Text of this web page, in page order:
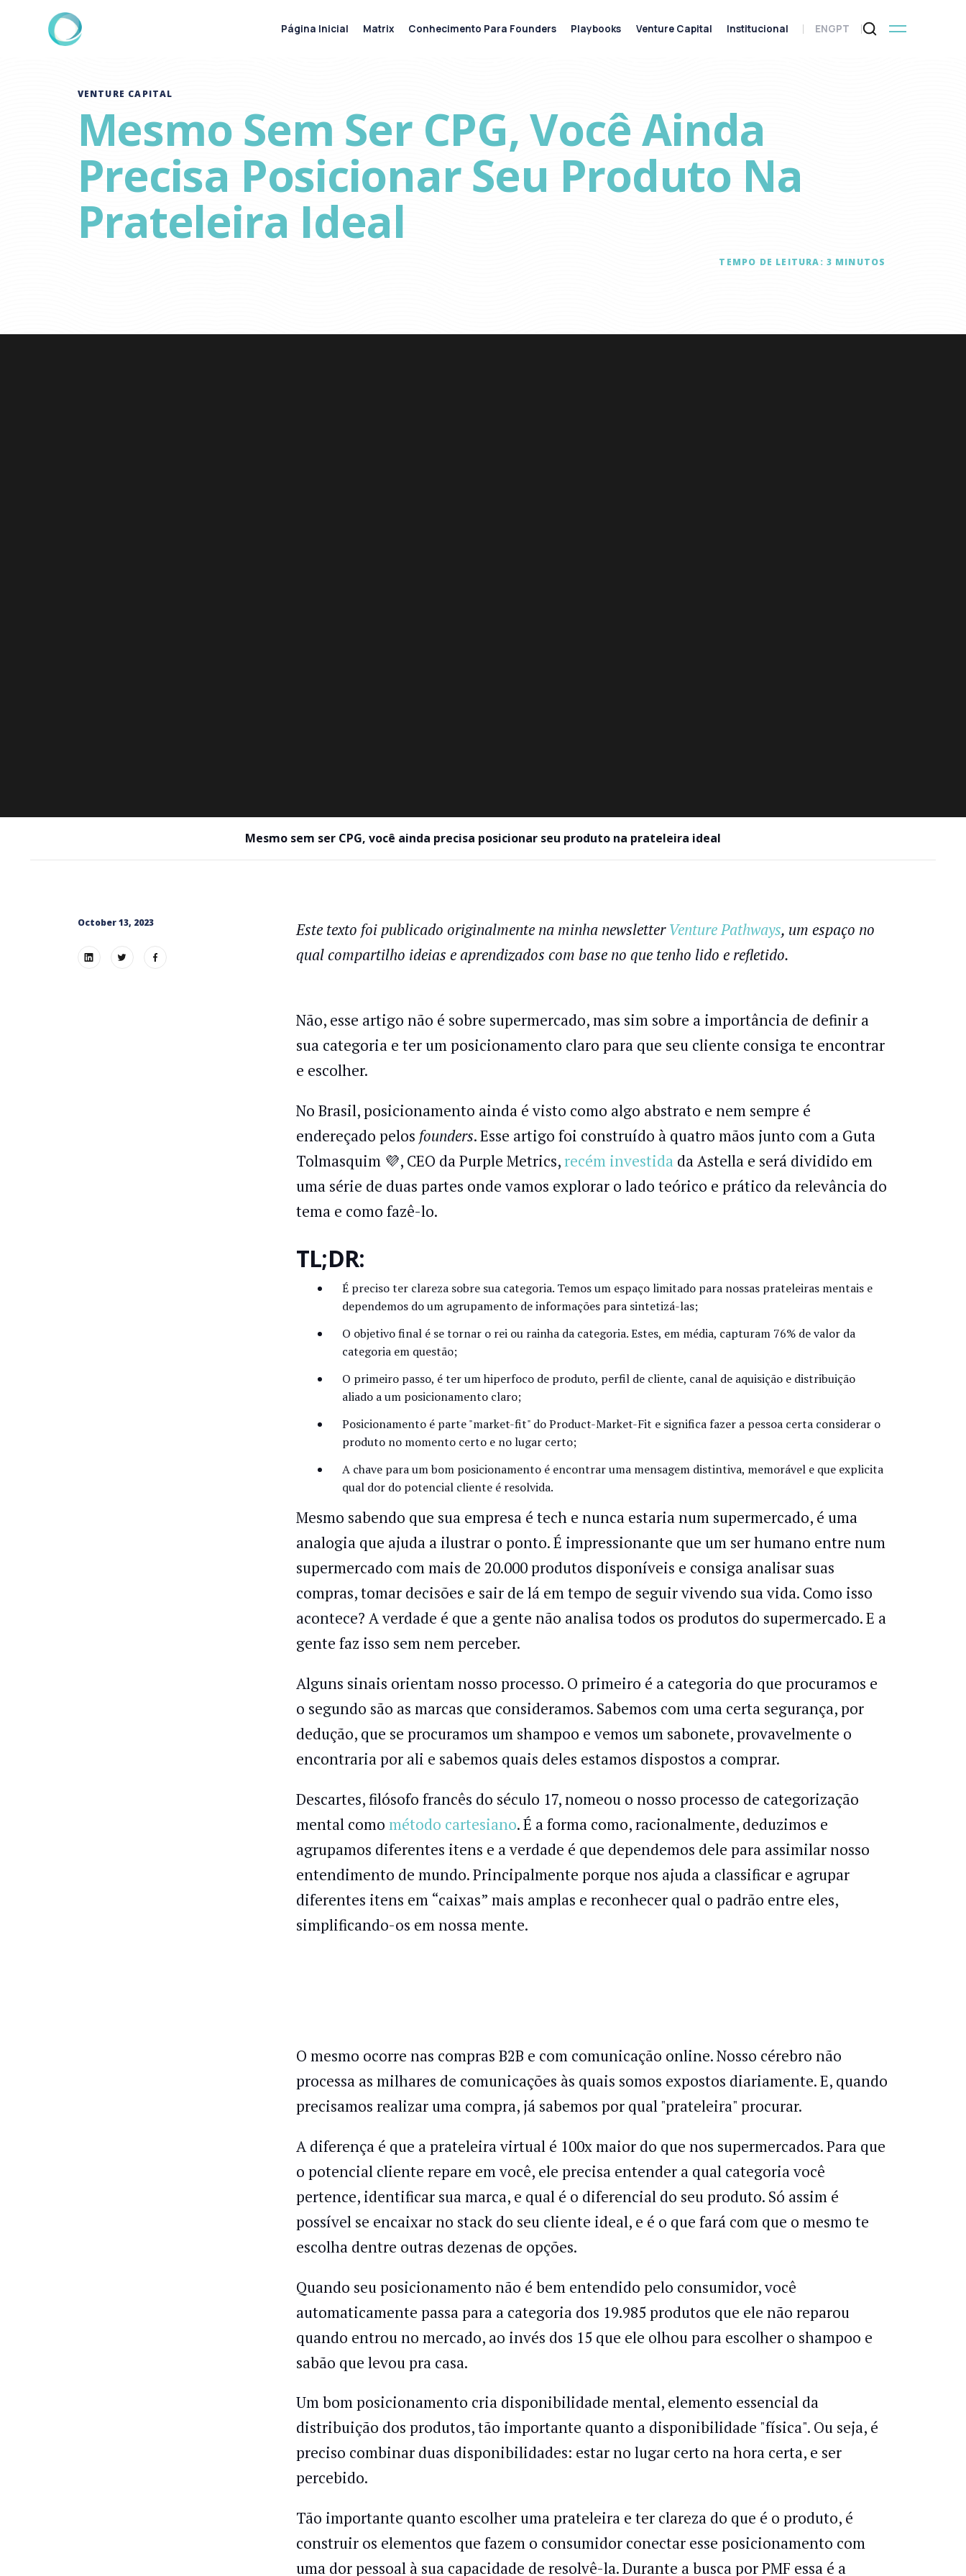
VENTURE CAPITAL
Mesmo Sem Ser CPG, Você Ainda
Precisa Posicionar Seu Produto Na
Prateleira Ideal
TEMPO DE LEITURA: 3 MINUTOS
Mesmo sem ser CPG, você ainda precisa posicionar seu produto na prateleira ideal
October 13, 2023 Este texto foi publicado originalmente na minha newsletterVenture Pathways, um espaço no
qual compartilho ideias e aprendizados com base no que tenho lido e refletido.
Não, esse artigo não é sobre supermercado, mas sim sobre a importância de definir a
sua categoria e ter um posicionamento claro para que seu cliente consiga te encontrar
e escolher.
No Brasil, posicionamento ainda é visto como algo abstrato e nem sempre é
endereçado pelos founders. Esse artigo foi construído à quatro mãos junto com a Guta
Tolmasquim 💜, CEO da Purple Metrics, recém investida da Astella e será dividido em
uma série de duas partes onde vamos explorar o lado teórico e prático da relevância do
tema e como fazê-lo.
TL;DR:
É preciso ter clareza sobre sua categoria. Temos um espaço limitado para nossas prateleiras mentais e
dependemos do um agrupamento de informações para sintetizá-las;
O objetivo final é se tornar o rei ou rainha da categoria. Estes, em média, capturam 76% de valor da
categoria em questão;
O primeiro passo, é ter um hiperfoco de produto, perfil de cliente, canal de aquisição e distribuição
aliado a um posicionamento claro;
Posicionamento é parte "market-fit" do Product-Market-Fit e significa fazer a pessoa certa considerar o
produto no momento certo e no lugar certo;
A chave para um bom posicionamento é encontrar uma mensagem distintiva, memorável e que explicita
qual dor do potencial cliente é resolvida.
Mesmo sabendo que sua empresa é tech e nunca estaria num supermercado, é uma
analogia que ajuda a ilustrar o ponto. É impressionante que um ser humano entre num
supermercado com mais de 20.000 produtos disponíveis e consiga analisar suas
compras, tomar decisões e sair de lá em tempo de seguir vivendo sua vida. Como isso
acontece? A verdade é que a gente não analisa todos os produtos do supermercado. E a
gente faz isso sem nem perceber.
Alguns sinais orientam nosso processo. O primeiro é a categoria do que procuramos e
o segundo são as marcas que consideramos. Sabemos com uma certa segurança, por
dedução, que se procuramos um shampoo e vemos um sabonete, provavelmente o
encontraria por ali e sabemos quais deles estamos dispostos a comprar.
Descartes, filósofo francês do século 17, nomeou o nosso processo de categorização
mental como método cartesiano. É a forma como, racionalmente, deduzimos e
agrupamos diferentes itens e a verdade é que dependemos dele para assimilar nosso
entendimento de mundo. Principalmente porque nos ajuda a classificar e agrupar
diferentes itens em “caixas” mais amplas e reconhecer qual o padrão entre eles,
simplificando-os em nossa mente.
O mesmo ocorre nas compras B2B e com comunicação online. Nosso cérebro não
processa as milhares de comunicações às quais somos expostos diariamente. E, quando
precisamos realizar uma compra, já sabemos por qual "prateleira" procurar.
A diferença é que a prateleira virtual é 100x maior do que nos supermercados. Para que
o potencial cliente repare em você, ele precisa entender a qual categoria você
pertence, identificar sua marca, e qual é o diferencial do seu produto. Só assim é
possível se encaixar no stack do seu cliente ideal, e é o que fará com que o mesmo te
escolha dentre outras dezenas de opções.
Quando seu posicionamento não é bem entendido pelo consumidor, você
automaticamente passa para a categoria dos 19.985 produtos que ele não reparou
quando entrou no mercado, ao invés dos 15 que ele olhou para escolher o shampoo e
sabão que levou pra casa.
Um bom posicionamento cria disponibilidade mental, elemento essencial da
distribuição dos produtos, tão importante quanto a disponibilidade "física". Ou seja, é
preciso combinar duas disponibilidades: estar no lugar certo na hora certa, e ser
percebido.
Tão importante quanto escolher uma prateleira e ter clareza do que é o produto, é
construir os elementos que fazem o consumidor conectar esse posicionamento com
uma dor pessoal à sua capacidade de resolvê-la. Durante a busca por PMF essa é a
Página Inicial Matrix Conhecimento Para Founders Playbooks Venture Capital Institucional ENGPT